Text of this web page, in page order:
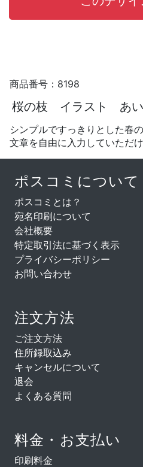
商品番号：8198
桜の枝 イラスト あい
シンプルですっきりとした春
文章を自由に入力していただけ
ポスコミについて
ポスコミとは？
宛名印刷について
会社概要
特定取引法に基づく表示
プライバシーポリシー
お問い合わせ
注文方法
ご注文方法
住所録取込み
キャンセルについて
退会
よくある質問
料金・お支払い
印刷料金